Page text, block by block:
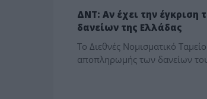
ΔΝΤ: Αν έχει την έγκριση
δανείων της Ελλάδας
Το Διεθνές Νομισματικό
αποπληρωμής των δανείων